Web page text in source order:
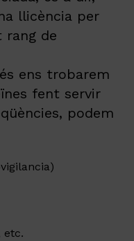
llicència per
rang de
ens trobarem
fent servir
podem
etc.